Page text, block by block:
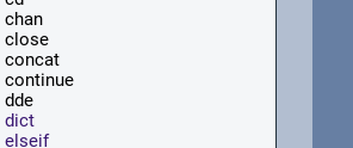
chan
close
concat
continue
dde
dict
elseif